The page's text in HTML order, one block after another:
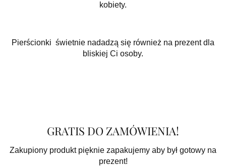
kobiety.
Pierścionki świetnie nadadzą się również na prezent dla
bliskiej Ci osoby.
GRATIS DO ZAMÓWIENIA!
Zakupiony produkt pięknie zapakujemy aby był gotowy na
prezent!